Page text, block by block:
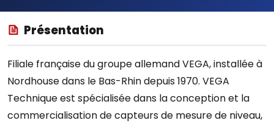
Présentation
Filiale française du groupe allemand VEGA, installée à
Nordhouse dans le Bas-Rhin depuis 1970. VEGA
Technique est spécialisée dans la conception et la
commercialisation de capteurs de mesure de niveau,